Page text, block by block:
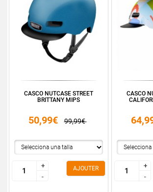
CASCO NUTCASE STREET
BRITTANY MIPS
50,99€ 99,99€
+
-
+
-
AJOUTER
CASCO
+
-
+
-